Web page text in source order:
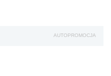
AUTOPROMOCJA